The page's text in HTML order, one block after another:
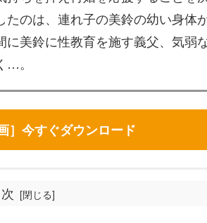
のは、連れ子の美鈴の幼い身体
美鈴に性教育を施す義父、気弱
…。
］今すぐダウンロード